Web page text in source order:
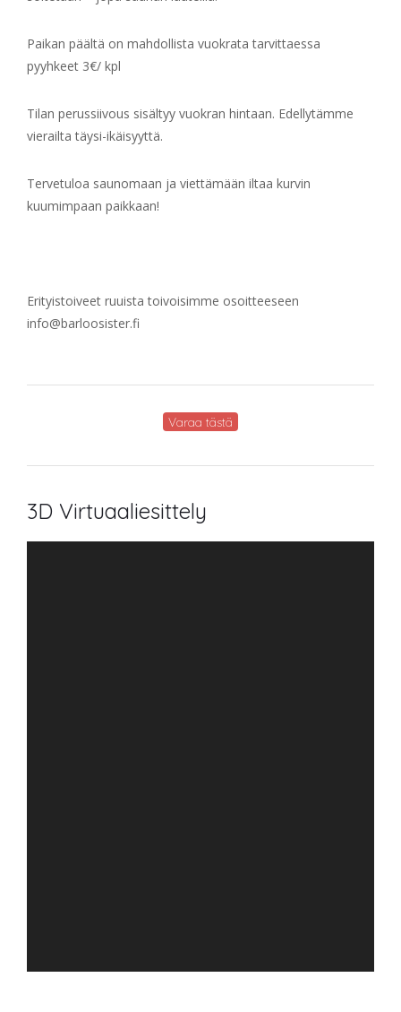
Paikan päältä on mahdollista vuokrata tarvittaessa
pyyhkeet 3€/ kpl
Tilan perussiivous sisältyy vuokran hintaan. Edellytämme
vierailta täysi-ikäisyyttä.
Tervetuloa saunomaan ja viettämään iltaa kurvin
kuumimpaan paikkaan!
Erityistoiveet ruuista toivoisimme osoitteeseen
info@barloosister.fi
Varaa tästä
3D Virtuaaliesittely